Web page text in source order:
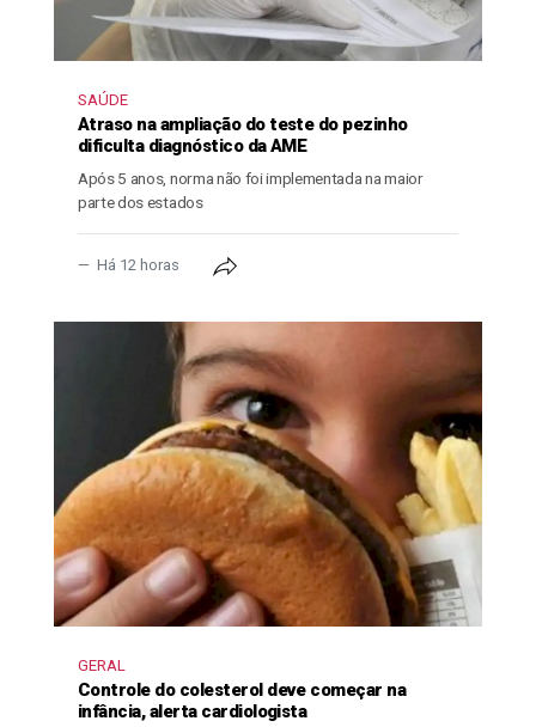
SAÚDE
Atraso na ampliação do teste do pezinho
dificulta diagnóstico da AME
Após 5 anos, norma não foi implementada na maior
parte dos estados
Há 12 horas
GERAL
Controle do colesterol deve começar na
infância, alerta cardiologista